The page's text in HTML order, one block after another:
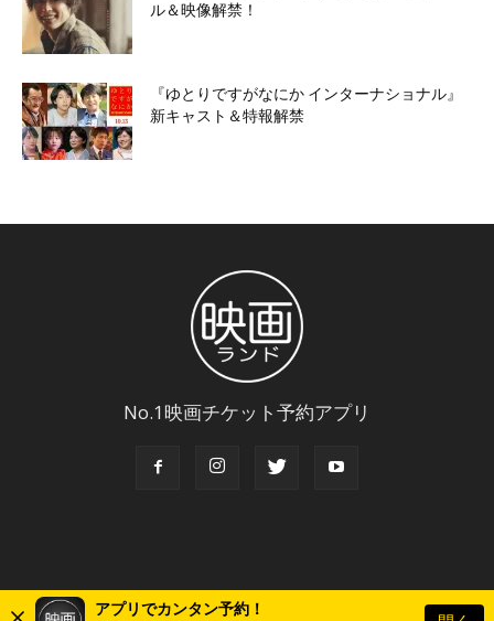
アプリでカンタン予約！
ル＆映像解禁！
『ゆとりですがなにか インターナショナル』
新キャスト＆特報解禁
No.1映画チケット予約アプリ